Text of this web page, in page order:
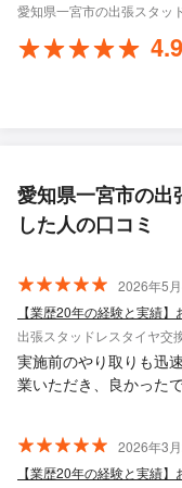
愛知県一宮市の出張スタッ
愛知県一宮市の出
した人の口コミ
2026年5
出張スタッドレスタイヤ交
実施前のやり取りも迅
業いただき、良かったで
2026年3